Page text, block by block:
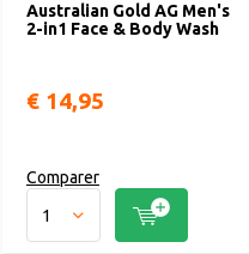
Australian Gold AG Men's
2-in1 Face & Body Wash
€ 14,95
Comparer